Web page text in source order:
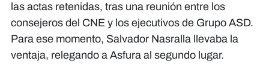
las actas retenidas, tras una reunión entre los
consejeros del CNE y los ejecutivos de Grupo ASD.
Para ese momento, Salvador Nasralla llevaba la
ventaja, relegando a Asfura al segundo lugar.